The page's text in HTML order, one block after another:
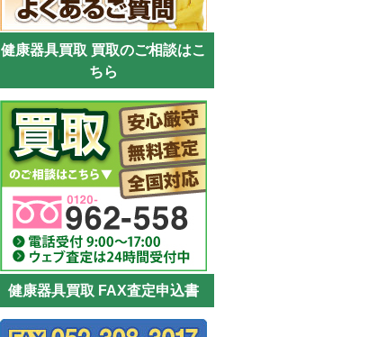
健康器具買取 買取のご相談はこ
ちら
健康器具買取 FAX査定申込書